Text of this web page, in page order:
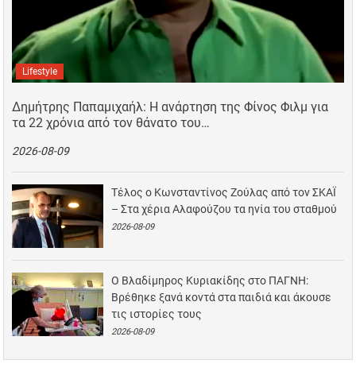
Lifestyle
Δημήτρης Παπαμιχαήλ: Η ανάρτηση της Φίνος Φιλμ για
τα 22 χρόνια από τον θάνατο του…
2026-08-09
Τέλος ο Κωνσταντίνος Ζούλας από τον ΣΚΑΪ
– Στα χέρια Αλαφούζου τα ηνία του σταθμού
2026-08-09
Ο Βλαδίμηρος Κυριακίδης στο ΠΑΓΝΗ:
Βρέθηκε ξανά κοντά στα παιδιά και άκουσε
τις ιστορίες τους
2026-08-09